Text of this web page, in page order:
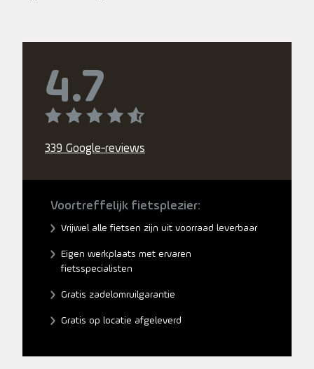
4.7
339 Google-reviews
Voortreffelijk fietsplezier:
Vrijwel alle fietsen zijn uit voorraad leverbaar
Eigen werkplaats met ervaren
fietsspecialisten
Gratis zadelomruilgarantie
Gratis op locatie afgeleverd